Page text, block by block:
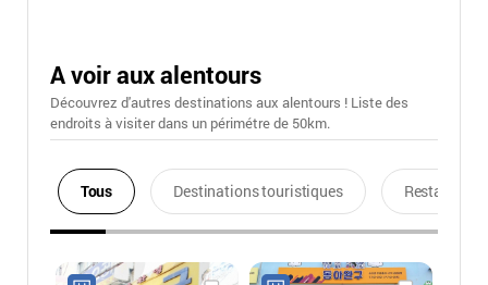
A voir aux alentours
Découvrez d'autres destinations aux alentours ! Liste des
endroits à visiter dans un périmétre de 50km.
Tous Destinations touristiques Restaurants